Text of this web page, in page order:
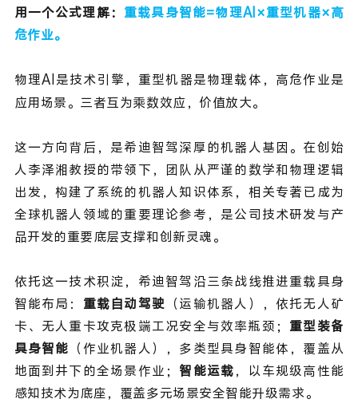
用一个公式理解： 重载具身智能=物理AI×重型机器×高
危作业。
物理AI是技术引擎，重型机器是物理载体， 高危作业是
应用场景。三者互为乘数效应，价值放大。
这一方向背后，是希迪智驾深厚的机器人基因。在创始
人李泽湘教授的带领下，团队从严谨的数学和物理逻辑
出发，构建了系统的机器人知识体系，相关专著已成为
全球机器人领域的重要理论参考，是公司技术研发与产
品开发的重要底层支撑和创新灵魂。
依托这一技术积淀，希迪智驾沿三条战线推进重载具身
智能布局： 重载自动驾驶
（运输机器人），依托无人矿
卡、无人重卡攻克极端工况安全与效率瓶颈； 重型装备
具身智能 （作业机器人），多类型具身智能体，覆盖从
地面到井下的全场景作业； 智能运载 ，以车规级高性能
感知技术为底座，覆盖多元场景安全智能升级需求。